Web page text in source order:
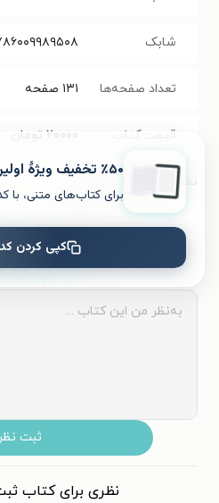
شابک
تعداد صفحه‌ها ۱۳۱ صفحه
قیمت کتاب ۲۰۰۰۰ تومان
نظر شما دربارهٔ این کتاب
به این کتاب چه
۲ ۳
ثبت نظر
نظری برای کتاب
٪۵۰ تخفیف ویژۀ اولین خرید
برای کتاب‌های متنی، با
کپی کردن